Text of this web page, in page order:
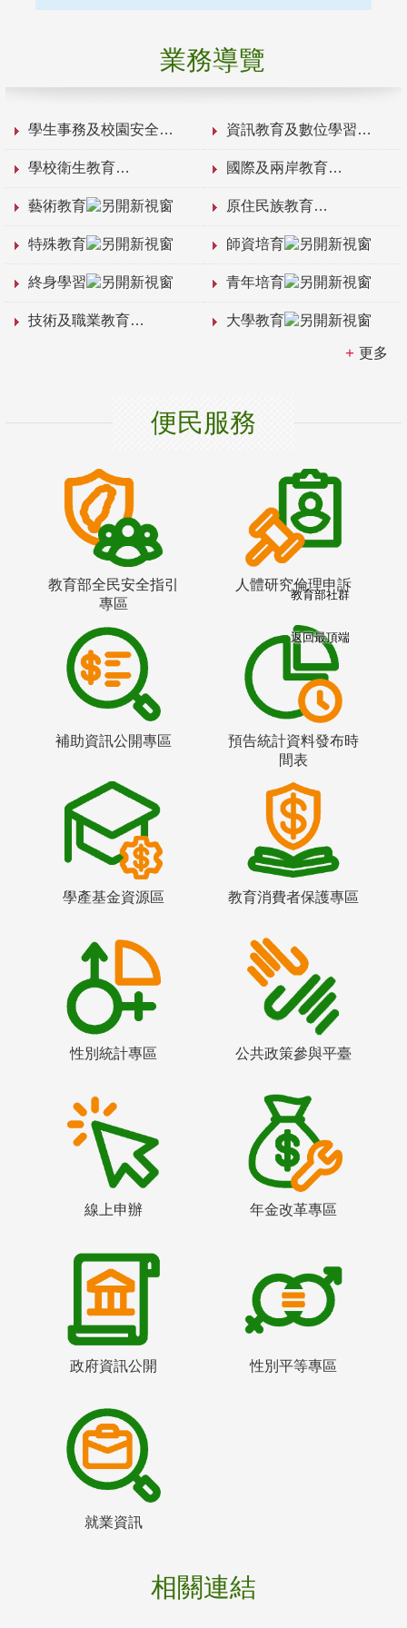
業務導覽
學生事務及校園安全 資訊教育及數位學習
學校衛生教育 國際及兩岸教育
藝術教育 原住民族教育
特殊教育 師資培育
終身學習 青年培育
技術及職業教育 大學教育
更多
便民服務
教育部全民安全指引
專區
人體研究倫理申訴
補助資訊公開專區
預告統計資料發布時
間表
學產基金資源區 教育消費者保護專區
性別統計專區 公共政策參與平臺
線上申辦 年金改革專區
政府資訊公開 性別平等專區
就業資訊
相關連結
教育部社群
返回最頂端